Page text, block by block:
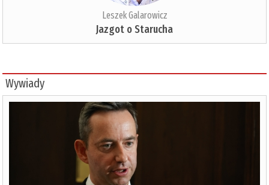
Leszek Galarowicz
Jazgot o Starucha
Wywiady